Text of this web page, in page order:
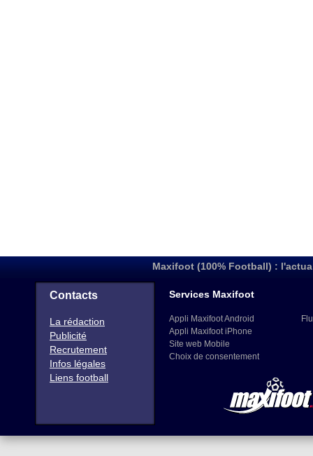
Maxifoot (100% Football) :
Contacts
La rédaction
Publicité
Recrutement
Infos légales
Liens football
Services Maxifoot
Appli Maxifoot Android
Appli Maxifoot iPhone
Site web Mobile
Choix de consentement